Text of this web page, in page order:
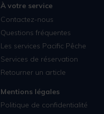
À votre service
Contactez-nous
Questions fréquentes
Les services Pacific Pêche
Services de réservation
Retourner un article
Mentions légales
Politique de confidentialité